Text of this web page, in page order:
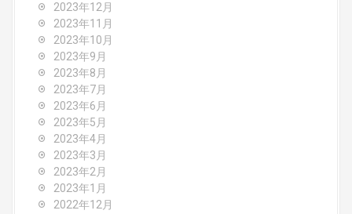
2023年12月
2023年11月
2023年10月
2023年9月
2023年8月
2023年7月
2023年6月
2023年5月
2023年4月
2023年3月
2023年2月
2023年1月
2022年12月